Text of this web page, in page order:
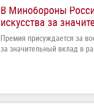
В Минобороны
искусства за
Премия присуждается за
за значительный вклад в